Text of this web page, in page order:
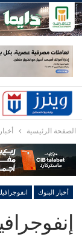
الصفحة الرئيسية
أخبار البنوك